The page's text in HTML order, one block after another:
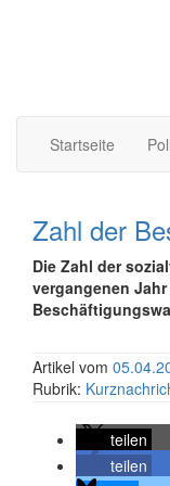
Startseite
Zahl der
Die Zahl der
vergangenen
Artikel vom
Rubrik:
teilen
teilen